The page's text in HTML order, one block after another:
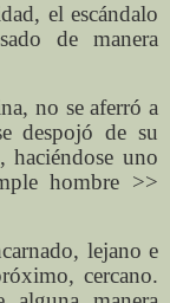
el escándalo
de manera
no se aferró a
despojó de su
uno
hombre >>
lejano e
cercano.